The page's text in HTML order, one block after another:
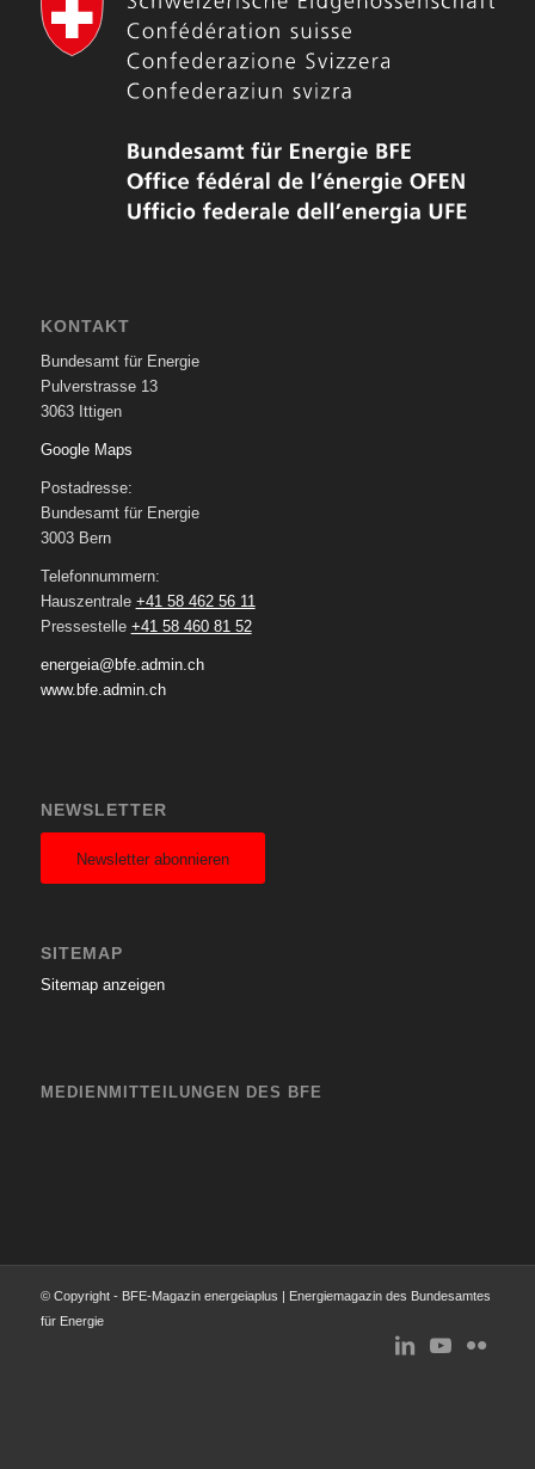
KONTAKT
Bundesamt für Energie
Pulverstrasse 13
3063 Ittigen
Google Maps
Postadresse:
Bundesamt für Energie
3003 Bern
Telefonnummern:
Hauszentrale +41 58 462 56 11
Pressestelle +41 58 460 81 52
energeia@bfe.admin.ch
www.bfe.admin.ch
NEWSLETTER
Newsletter abonnieren
SITEMAP
Sitemap anzeigen
MEDIENMITTEILUNGEN DES BFE
© Copyright - BFE-Magazin energeiaplus | Energiemagazin des Bundesamtes
für Energie